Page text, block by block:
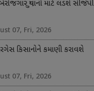
યુવાનો માટે લડશે સીજેપી
07, Fri, 2026
કિસાનોને કમાણી કરાવશે
07, Fri, 2026